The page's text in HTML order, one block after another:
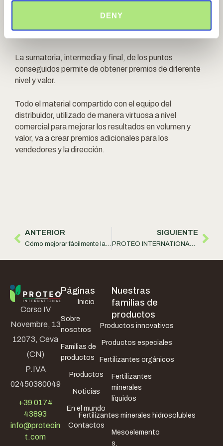
DENY
agricultores. La realización de esta parte práctica y la
La sumatoria, intermedia y final, de los puntos
conseguidos permite de obtener premios de diferente
nivel y valor.
Todo el material compartido con el equipo del
distribuidor, utilizado de manera virtuosa a nivel
comercial para mejorar los resultados en volumen y
valor, va a crear premios adicionales para los
vendedores y la dirección.
ANTERIOR
Cómo mejorar fácilmente la biodisponibilidad de nutrientes y agroquímicos
SIGUIENTE
PROTEO INTERNATIONAL S.r.l. ha cooperado con el Centro de Investigación Sagea
Corso IV
Novembre, 13
12073, Ceva
(CN)
P.IVA
02450380049
+39 0174
43893
info@proteoin
t.com
Páginas
Inicio
Sobre
nosotros
Familias de
productos
Productos
Noticias
En el mundo
Contactos
Nuestras
familias de
productos
Productos innovativos
Productos especiales
Fertilizantes orgánicos
Fertilizantes
minerales
líquidos
Fertilizantes minerales hidrosolubles
Mesoelemento
s,